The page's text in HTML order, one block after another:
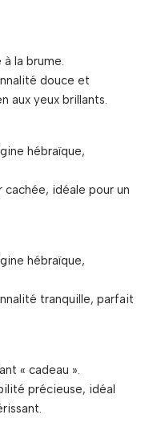
la brume.
douce et
aux yeux brillants.
hébraïque,
cachée, idéale pour un
hébraïque,
tranquille, parfait
« cadeau ».
précieuse, idéal